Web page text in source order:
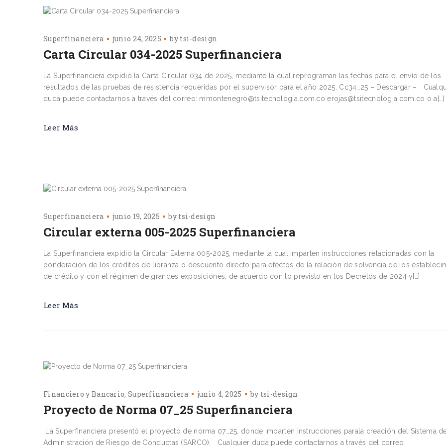
Superfinanciera junio 24, 2025 by tsi-design
Carta Circular 034-2025 Superfinanciera
La Superfinanciera expidió la Carta Circular 034 de 2025, mediante la cual reprograman las fechas para el envío de los
resultados de las pruebas de resistencia requeridas por el supervisor para el año 2025. Cc34_25 – Descargar –
duda puede contactarnos a través del correo: mmontenegro@tsitecnología.com.co erojas@tsitecnologia.com.co o a[…]
Leer Más
Superfinanciera junio 19, 2025 by tsi-design
Circular externa 005-2025 Superfinanciera
La Superfinanciera expidió la Circular Externa 005-2025, mediante la cual imparten instrucciones relacionadas con la
ponderación de los créditos de libranza o descuento directo para efectos de la relación de solvencia de los
de crédito y con el régimen de grandes exposiciones, de acuerdo con lo previsto en los Decretos de 2024 y[…]
Leer Más
Financiero y Bancario Superfinanciera junio 4, 2025 by tsi-design
Proyecto de Norma 07_25 Superfinanciera
La Superfinanciera presentó el proyecto de norma 07_25, donde imparten Instrucciones parala creación del Sistema
Administración de Riesgo de Conductas (SARCO). Cualquier duda puede contactarnos a través del correo: